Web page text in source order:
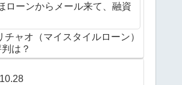
ローンからメール来て、融資
チャオ（マイスタイルローン）
は？